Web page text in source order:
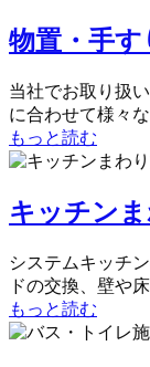
物置・手
当社でお取り扱
に合わせて様々
もっと読む
キッチン
システムキッチ
ドの交換、壁や
もっと読む